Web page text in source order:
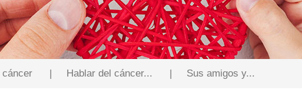
| Hablar del cáncer... | Sus amigos y...